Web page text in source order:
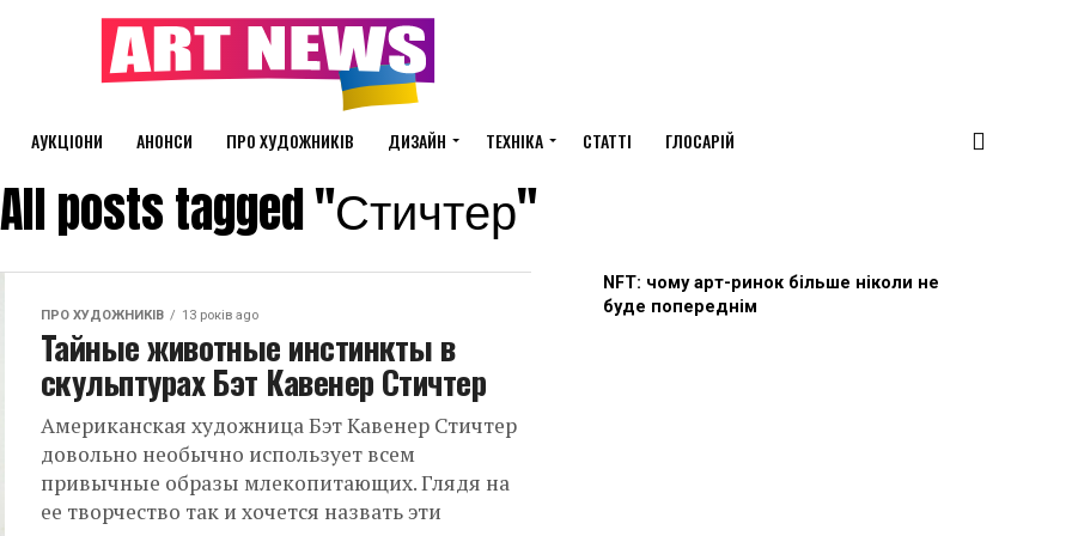
АУКЦІОНИ АНОНСИ ПРО ХУДОЖНИКІВ ДИЗАЙН ТЕХНІКА СТАТТІ ГЛОСАРІЙ
All posts tagged "Стичтер"
ПРО ХУДОЖНИКІВ 13 років ago
Тайные животные инстинкты в
скульптурах Бэт Кавенер Стичтер
Американская художница Бэт Кавенер Стичтер
довольно необычно использует всем
привычные образы млекопитающих. Глядя на
ее творчество так и хочется назвать эти
NFT: чому арт-ринок більше ніколи не
буде попереднім